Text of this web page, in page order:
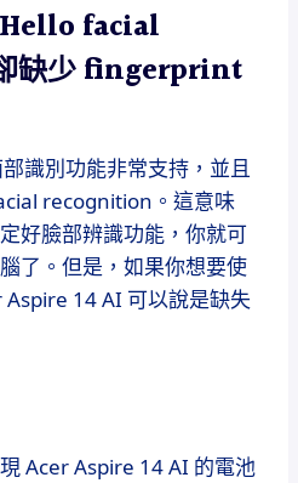
facial
缺少 fingerprint
識別功能非常支持，並且
recognition。這意味
好臉部辨識功能，你就可
了。但是，如果你想要使
14 AI 可以說是缺失
Acer Aspire 14 AI 的電池